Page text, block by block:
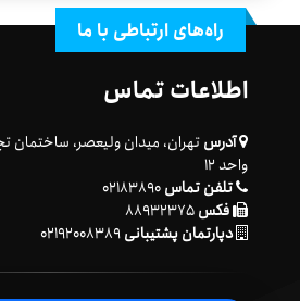
راه‌های ارتباطی با ما
اطلاعات تماس
آدرس
واحد ۱۲
تلفن تماس۰۲۱۸۳۸۹۰
فکس
دپارتمان پشتیبانی۰۲۱۹۲۰۰۸۳۸۹